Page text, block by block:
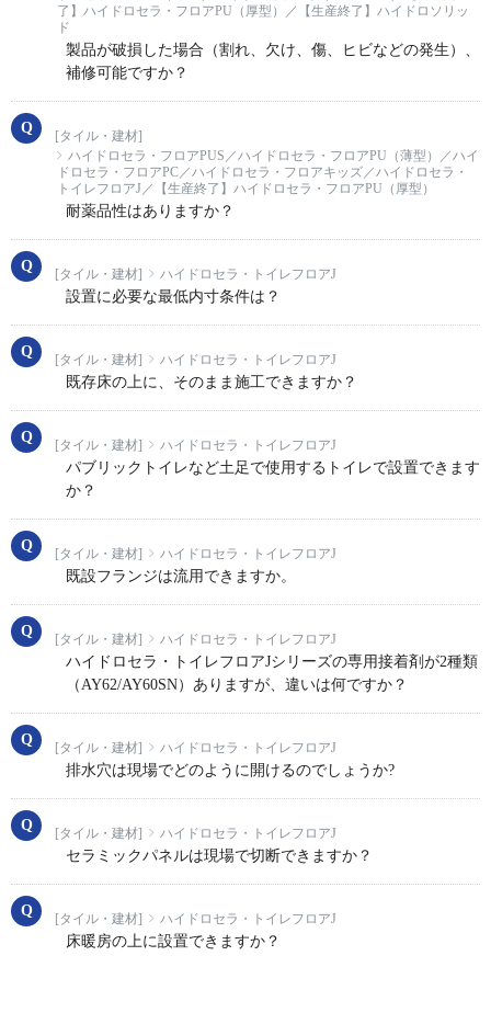
了】ハイドロセラ・フロアPU（厚型）／【生産終了】ハイドロソリッ
ド
製品が破損した場合（割れ、欠け、傷、ヒビなどの発生）、
補修可能ですか？
[タイル・建材]
ハイドロセラ・フロアPUS／ハイドロセラ・フロアPU（薄型）／ハイ
ドロセラ・フロアPC／ハイドロセラ・フロアキッズ／ハイドロセラ・
トイレフロアJ／【生産終了】ハイドロセラ・フロアPU（厚型）
耐薬品性はありますか？
[タイル・建材] ハイドロセラ・トイレフロアJ
設置に必要な最低内寸条件は？
[タイル・建材] ハイドロセラ・トイレフロアJ
既存床の上に、そのまま施工できますか？
[タイル・建材] ハイドロセラ・トイレフロアJ
パブリックトイレなど土足で使用するトイレで設置できます
か？
[タイル・建材] ハイドロセラ・トイレフロアJ
既設フランジは流用できますか。
[タイル・建材] ハイドロセラ・トイレフロアJ
ハイドロセラ・トイレフロアJシリーズの専用接着剤が2種類
（AY62/AY60SN）ありますが、違いは何ですか？
[タイル・建材] ハイドロセラ・トイレフロアJ
排水穴は現場でどのように開けるのでしょうか?
[タイル・建材] ハイドロセラ・トイレフロアJ
セラミックパネルは現場で切断できますか？
[タイル・建材] ハイドロセラ・トイレフロアJ
床暖房の上に設置できますか？